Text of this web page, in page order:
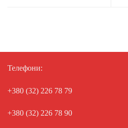
Телефони:
+380 (32) 226 78 79
+380 (32) 226 78 90